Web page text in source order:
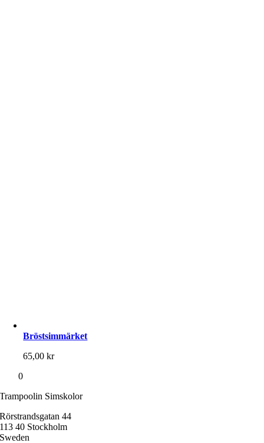
Bröstsimmärket
65,00kr
0
Trampoolin Simskolor
Rörstrandsgatan 44
113 40 Stockholm
Sweden